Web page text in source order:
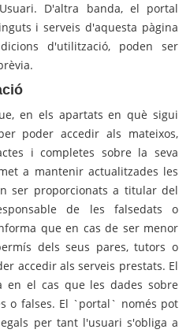
D'altra banda, el portal
i serveis d'aquesta pàgina
d'utilització, poden ser
en els apartats en què sigui
poder accedir als mateixos,
i completes sobre la seva
a mantenir actualitzades les
ser proporcionats a titular del
de les falsedats o
que en cas de ser menor
dels seus pares, tutors o
accedir als serveis prestats. El
en el cas que les dades sobre
o falses. El `portal` només pot
per tant l'usuari s'obliga a